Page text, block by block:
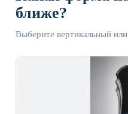
ближе?
Выберите вертикальный